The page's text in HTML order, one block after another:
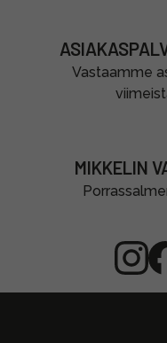
Vastaamme
MIKKELIN